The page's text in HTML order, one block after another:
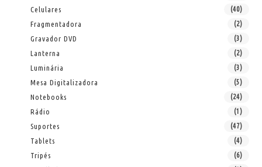
Celulares (40)
Fragmentadora (2)
Gravador DVD (3)
Lanterna (2)
Luminária (3)
Mesa Digitalizadora (5)
Notebooks (24)
Rádio (1)
Suportes (47)
Tablets (4)
Tripés (6)